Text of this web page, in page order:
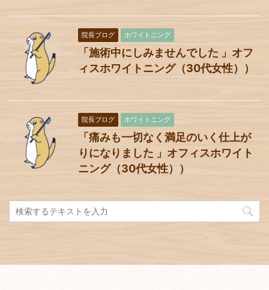
院長ブログ ホワイトニング
「施術中にしみませんでした 」オフ
ィスホワイトニング（30代女性））
院長ブログ ホワイトニング
「痛みも一切なく満足のいく仕上が
りになりました 」オフィスホワイト
ニング（30代女性））